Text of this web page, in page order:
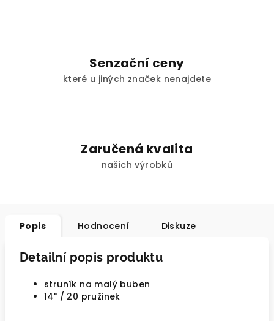
Senzační ceny
které u jiných značek nenajdete
Zaručená kvalita
našich výrobků
Popis Hodnocení Diskuze
Detailní popis produktu
struník na malý buben
14" / 20 pružinek